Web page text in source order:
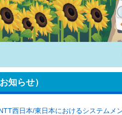
知らせ）
日本/東日本におけるシステムメンテナンスに伴うお